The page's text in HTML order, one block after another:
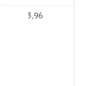
3,96